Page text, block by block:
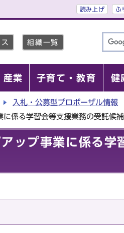
読み上げ ふ
組織一覧
産業 子育て・教育 健
入札・公募型プロポーザル情報
係る学習会等支援業務の受託候
ップ事業に係る学